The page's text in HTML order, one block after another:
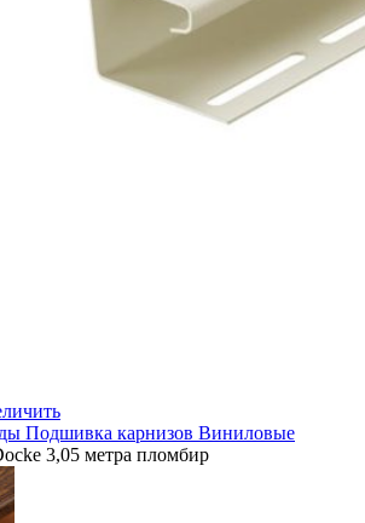
Подшивка карнизов Виниловые
3,05 метра пломбир